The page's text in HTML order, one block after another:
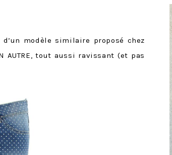
modèle similaire proposé chez
AUTRE, tout aussi ravissant (et pas